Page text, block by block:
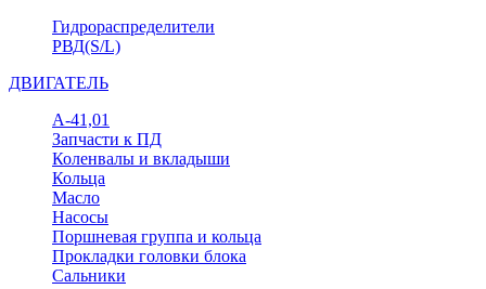
Гидрораспределители
РВД(S/L)
ДВИГАТЕЛЬ
А-41,01
Запчасти к ПД
Коленвалы и вкладыши
Кольца
Масло
Насосы
Поршневая группа и кольца
Прокладки головки блока
Сальники